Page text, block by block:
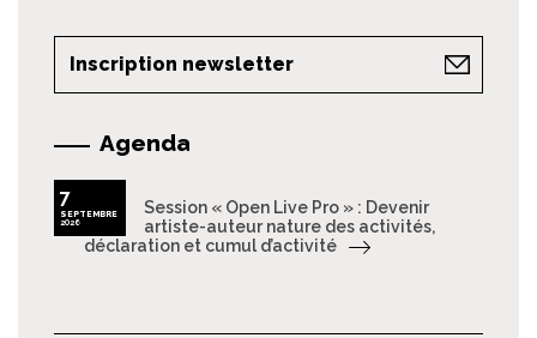
Inscription newsletter
Agenda
7
SEPTEMBRE
2026
Session « Open Live Pro » : Devenir
artiste-auteur nature des activités,
déclaration et cumul d’activité